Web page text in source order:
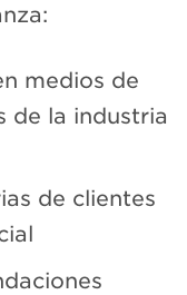
medios de
de la industria
de clientes